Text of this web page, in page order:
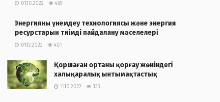
01.10.2022 465
Энергияны үнемдеу технологиясы және энергия
ресурстарын тиімді пайдалану мәселелері
01.12.2022 401
Қоршаған ортаны қорғау жөніндегі
халықаралық ынтымақтастық
11.10.2022 333